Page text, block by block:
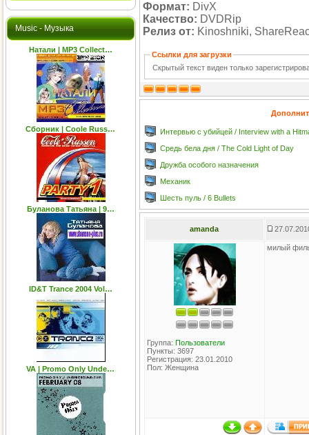
Music - Музыка
Натали | MP3 Collect…
Сборник | Coole Russ…
Буланова Татьяна | 9…
ID&T Trance 2004 Vol…
VA | Promo Only Unde…
Формат: DivX
Качество: DVDRip
Релиз от: Kinoshniki,
Ссылки для загрузки
Скрытый текст виден только
Интервью с убийцей / Interview with a
Средь бела дня / The Cold Light of Day
Дружба особого назначения
Механик
Шесть пуль / 6 Bullets
amanda
Группа: Пользователи
Пункты: 3697
Регистрация: 23.01.2010
Пол: Женщина
милый